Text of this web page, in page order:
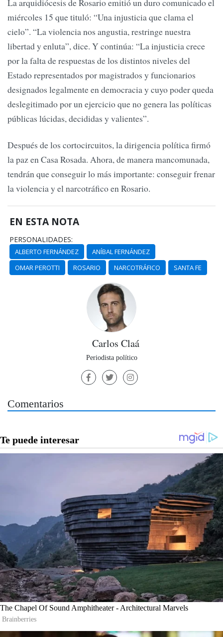
miércoles 15 que tituló: “Una injusticia que clama el
cielo”. “La violencia nos angustia, restringe nuestra
libertad y enluta”, dice. Y continúa: “La injusticia crece
por la falta de respuestas de los distintos niveles del
Estado representados por magistrados y funcionarios
designados legalmente en democracia y cuyo poder queda
deslegitimado por un ejercicio que no genera las políticas
públicas lúcidas, decididas y valientes”.
Después de los cortocircuitos, la dirigencia política firmó
la paz en Casa Rosada. Ahora, de manera mancomunada,
tendrán que conseguir lo más importante: conseguir frenar
la violencia y el narcotráfico en Rosario.
EN ESTA NOTA
PERSONALIDADES:
ALBERTO FERNÁNDEZ
ANÍBAL FERNÁNDEZ
OMAR PEROTTI
ROSARIO NARCOTRÁFICO SANTA FE
Carlos Claá
Periodista político
Comentarios